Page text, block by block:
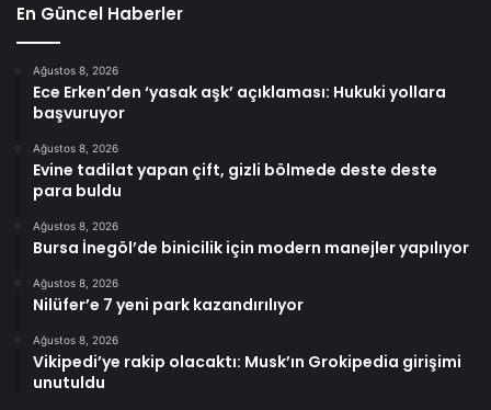
En Güncel Haberler
Ağustos 8, 2026
Ece Erken’den ‘yasak aşk’ açıklaması: Hukuki yollara
başvuruyor
Ağustos 8, 2026
Evine tadilat yapan çift, gizli bölmede deste deste
para buldu
Ağustos 8, 2026
Bursa İnegöl’de binicilik için modern manejler yapılıyor
Ağustos 8, 2026
Nilüfer’e 7 yeni park kazandırılıyor
Ağustos 8, 2026
Vikipedi’ye rakip olacaktı: Musk’ın Grokipedia girişimi
unutuldu